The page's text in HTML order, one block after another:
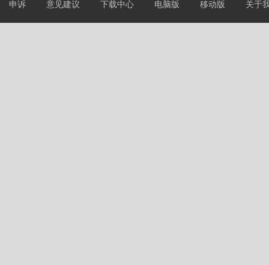
申诉 意见建议 下载中心 电脑版 移动版 关于